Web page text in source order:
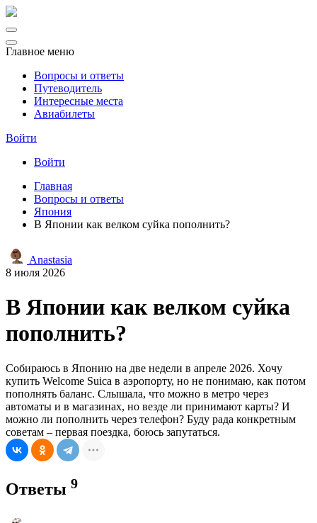
Главное меню
Вопросы и ответы
Путеводитель
Интересные места
Авиабилеты
Войти
Войти
Главная
Вопросы и ответы
Япония
В Японии как велком суйка пополнить?
Anastasia
8 июля 2026
В Японии как велком суйка
пополнить?
Собираюсь в Японию на две недели в апреле 2026. Хочу
купить Welcome Suica в аэропорту, но не понимаю, как потом
пополнять баланс. Слышала, что можно в метро через
автоматы и в магазинах, но везде ли принимают карты? И
можно ли пополнить через телефон? Буду рада конкретным
советам – первая поездка, боюсь запутаться.
Ответы 9